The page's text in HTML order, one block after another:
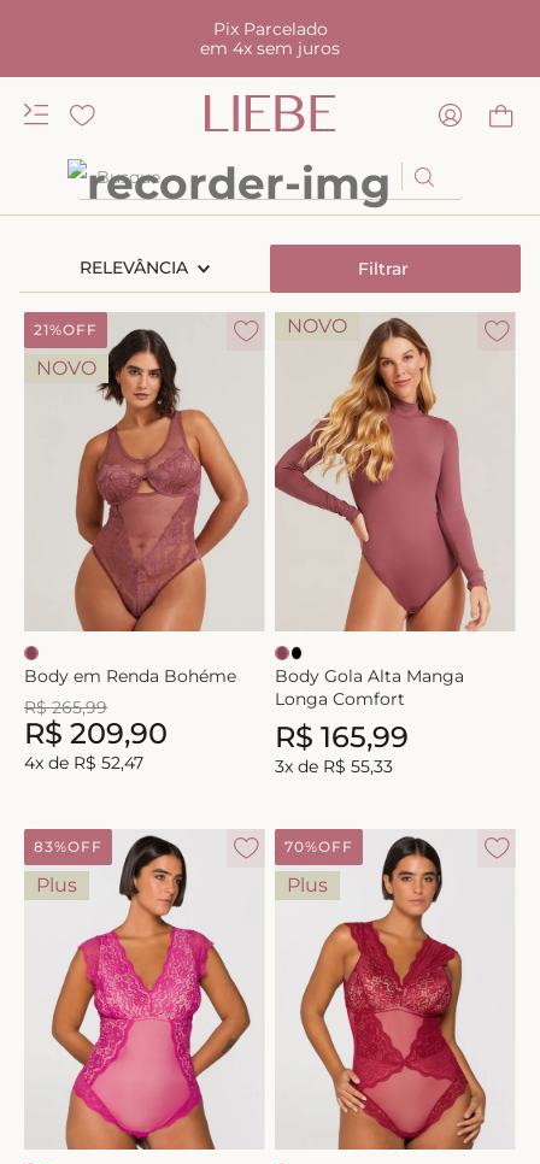
Pix Parcelado
em 4x sem juros
Busque
RELEVÂNCIA Filtrar
21%OFF
NOVO
Body em Renda Bohéme
R$ 265,99
R$ 209,90
4x de R$ 52,47
NOVO
Body Gola Alta Manga
Longa Comfort
R$ 165,99
3x de R$ 55,33
83%OFF
Plus
70%OFF
Plus
kiss me
camisola
sutiã
calcinha renda
anatomic
calcinha alta
triangulo
short doll
biquini
º